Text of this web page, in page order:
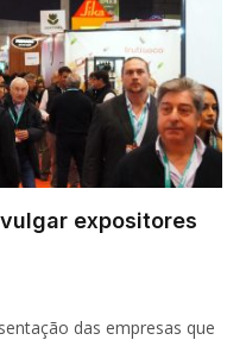
expositores
das empresas que